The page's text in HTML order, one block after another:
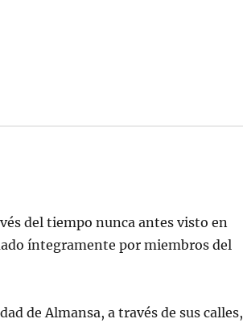
del tiempo nunca antes visto en
íntegramente por miembros del
de Almansa, a través de sus calles,